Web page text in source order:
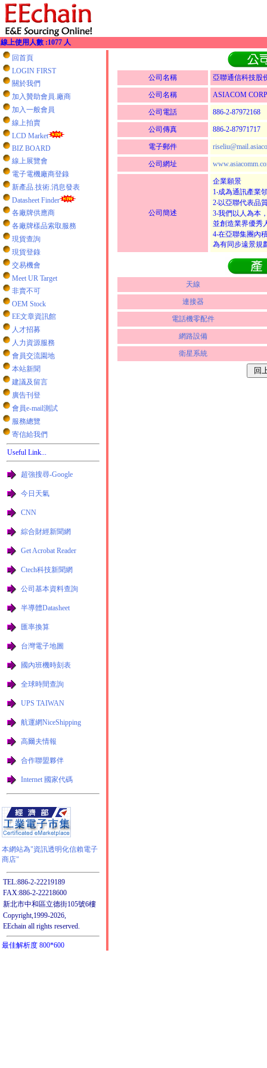
線上使用人數 :1077 人
回首頁
LOGIN FIRST
關於我們
加入贊助會員.廠商
加入一般會員
線上拍賣
LCD Market
BIZ BOARD
線上展覽會
電子電機廠商登錄
新產品.技術.消息發表
Datasheet Finder
各廠牌供應商
各廠牌樣品索取服務
現貨查詢
現貨登錄
交易機會
Meet UR Target
非賣不可
OEM Stock
EE文章資訊館
人才招募
人力資源服務
會員交流園地
本站新聞
建議及留言
廣告刊登
會員e-mail測試
服務總覽
寄信給我們
Useful Link...
超強搜尋-Google
今日天氣
CNN
綜合財經新聞網
Get Acrobat Reader
Ctech科技新聞網
公司基本資料查詢
半導體Datasheet
匯率換算
台灣電子地圖
國內班機時刻表
全球時間查詢
UPS TAIWAN
航運網NiceShipping
高爾夫情報
合作聯盟夥伴
Internet 國家代碼
本網站為"資訊透明化信賴電子
商店"
TEL:886-2-22219189
FAX:886-2-22218600
新北市中和區立德街105號6樓
Copyright,1999-2026,
EEchain all rights reserved.
最佳解析度 800*600
公司名稱 亞聯通信科技股
公司名稱 ASIACOM
公司電話 886-2-87972168
公司傳真 886-2-87971717
電子郵件
公司網址
公司簡述
企業願景
1‧成為通訊產業
2‧以亞聯代表品
3‧我們以人為本
並創造業界優秀
4‧在亞聯集團內
為有同步遠景規
天線
連接器
電話機零配件
網路設備
衛星系統